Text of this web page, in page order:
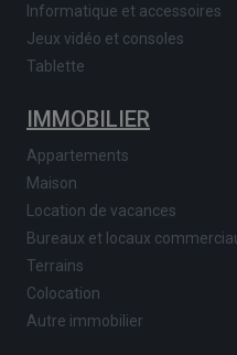
Informatique et accessoires
Jeux vidéo et consoles
Tablette
IMMOBILIER
Appartements
Maison
Location de vacances
Bureaux et locaux
Terrains
Colocation
Autre immobilier